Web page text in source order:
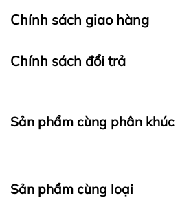
Với cơ chế hoạt động thông minh,
Chính sách giao hàng
Chính sách đổi trả
Sản phẩm cùng phân khúc
Sản phẩm cùng loại